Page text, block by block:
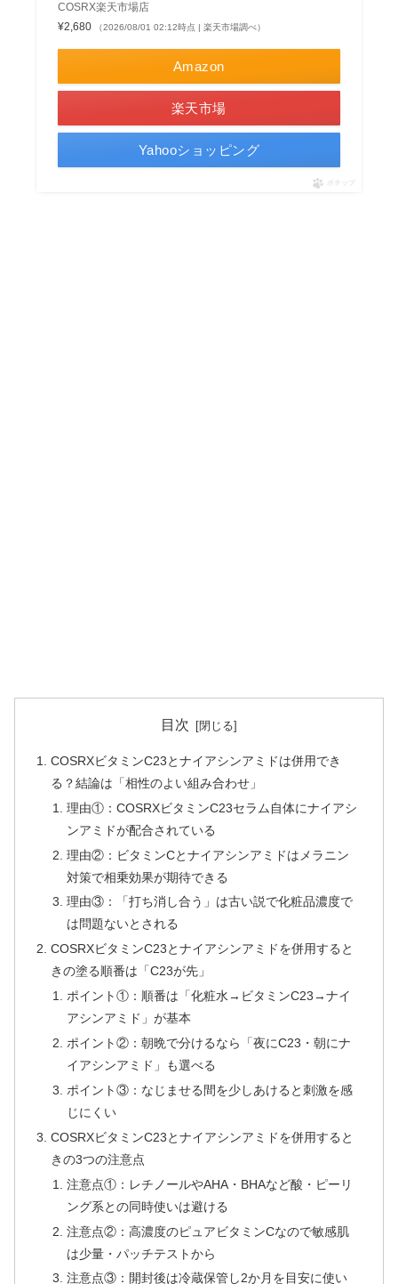
COSRX楽天市場店
¥2,680
（2026/08/01 02:12時点 | 楽天市場調べ）
Amazon
楽天市場
Yahooショッピング
ポチップ
目次
COSRXビタミンC23とナイアシンアミドは併用でき
る？結論は「相性のよい組み合わせ」
理由①：COSRXビタミンC23セラム自体にナイアシ
ンアミドが配合されている
理由②：ビタミンCとナイアシンアミドはメラニン
対策で相乗効果が期待できる
理由③：「打ち消し合う」は古い説で化粧品濃度で
は問題ないとされる
COSRXビタミンC23とナイアシンアミドを併用すると
きの塗る順番は「C23が先」
ポイント①：順番は「化粧水→ビタミンC23→ナイ
アシンアミド」が基本
ポイント②：朝晩で分けるなら「夜にC23・朝にナ
イアシンアミド」も選べる
ポイント③：なじませる間を少しあけると刺激を感
じにくい
COSRXビタミンC23とナイアシンアミドを併用すると
きの3つの注意点
注意点①：レチノールやAHA・BHAなど酸・ピーリ
ング系との同時使いは避ける
注意点②：高濃度のピュアビタミンCなので敏感肌
は少量・パッチテストから
注意点③：開封後は冷蔵保管し2か月を目安に使い